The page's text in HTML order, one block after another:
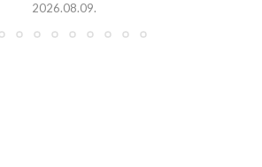
2026.08.09.